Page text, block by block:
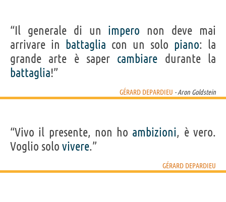
IDENTIKIT E DATI ANAGRAFICI
Nome
Gérard Xavier Marcel
Cognome Depardieu
Pseudonimo Gérard Depardieu
Nato 27 dicembre 1948
Sesso maschile
Nazionalità francese
“Il generale di un impero non deve mai
arrivare in
battaglia con un solo piano: la
grande arte è saper cambiare durante la
battaglia!”
GÉRARD DEPARDIEU - Aron Goldstein
“Vivo il presente, non ho ambizioni, è vero.
Voglio solo vivere.”
GÉRARD DEPARDIEU